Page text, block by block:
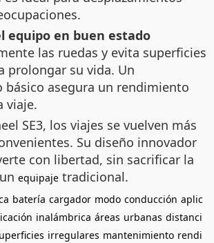
equipo en buen estado
las ruedas y evita superficies
prolongar su vida. Un
asegura un rendimiento
viaje.
SE3, los viajes se vuelven más
Su diseño innovador
con libertad, sin sacrificar la
equipaje tradicional.
batería cargador modo conducción aplic
inalámbrica áreas urbanas distanci
irregulares mantenimiento rendi